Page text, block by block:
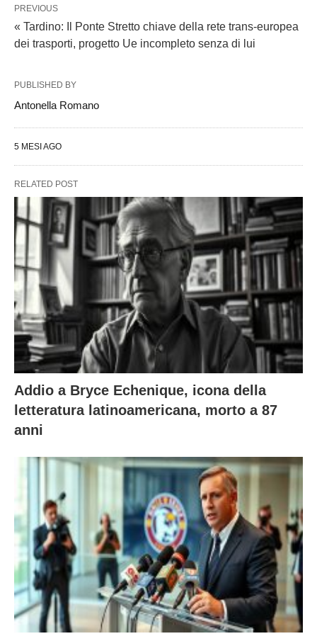
PREVIOUS
« Tardino: Il Ponte Stretto chiave della rete trans-europea
dei trasporti, progetto Ue incompleto senza di lui
PUBLISHED BY
Antonella Romano
5 MESI AGO
RELATED POST
Addio a Bryce Echenique, icona della
letteratura latinoamericana, morto a 87
anni